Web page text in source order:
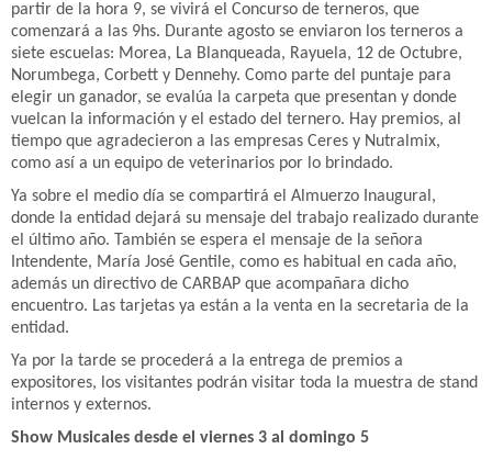
partir de la hora 9, se vivirá el Concurso de terneros, que
comenzará a las 9hs. Durante agosto se enviaron los terneros a
siete escuelas: Morea, La Blanqueada, Rayuela, 12 de Octubre,
Norumbega, Corbett y Dennehy. Como parte del puntaje para
elegir un ganador, se evalúa la carpeta que presentan y donde
vuelcan la información y el estado del ternero. Hay premios, al
tiempo que agradecieron a las empresas Ceres y Nutralmix,
como así a un equipo de veterinarios por lo brindado.
Ya sobre el medio día se compartirá el Almuerzo Inaugural,
donde la entidad dejará su mensaje del trabajo realizado durante
el último año. También se espera el mensaje de la señora
Intendente, María José Gentile, como es habitual en cada año,
además un directivo de CARBAP que acompañara dicho
encuentro. Las tarjetas ya están a la venta en la secretaria de la
entidad.
Ya por la tarde se procederá a la entrega de premios a
expositores, los visitantes podrán visitar toda la muestra de stand
internos y externos.
Show Musicales desde el viernes 3 al domingo 5